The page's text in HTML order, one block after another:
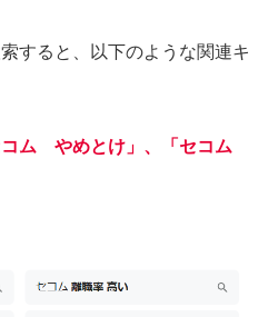
すると、以下のような関連キ
コム やめとけ」、「セコム